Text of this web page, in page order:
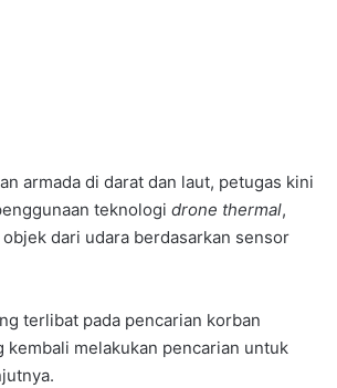
armada di darat dan laut, petugas kini
teknologi drone thermal,
dari udara berdasarkan sensor
terlibat pada pencarian korban
kembali melakukan pencarian untuk